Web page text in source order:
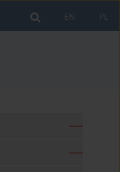
PL
EN